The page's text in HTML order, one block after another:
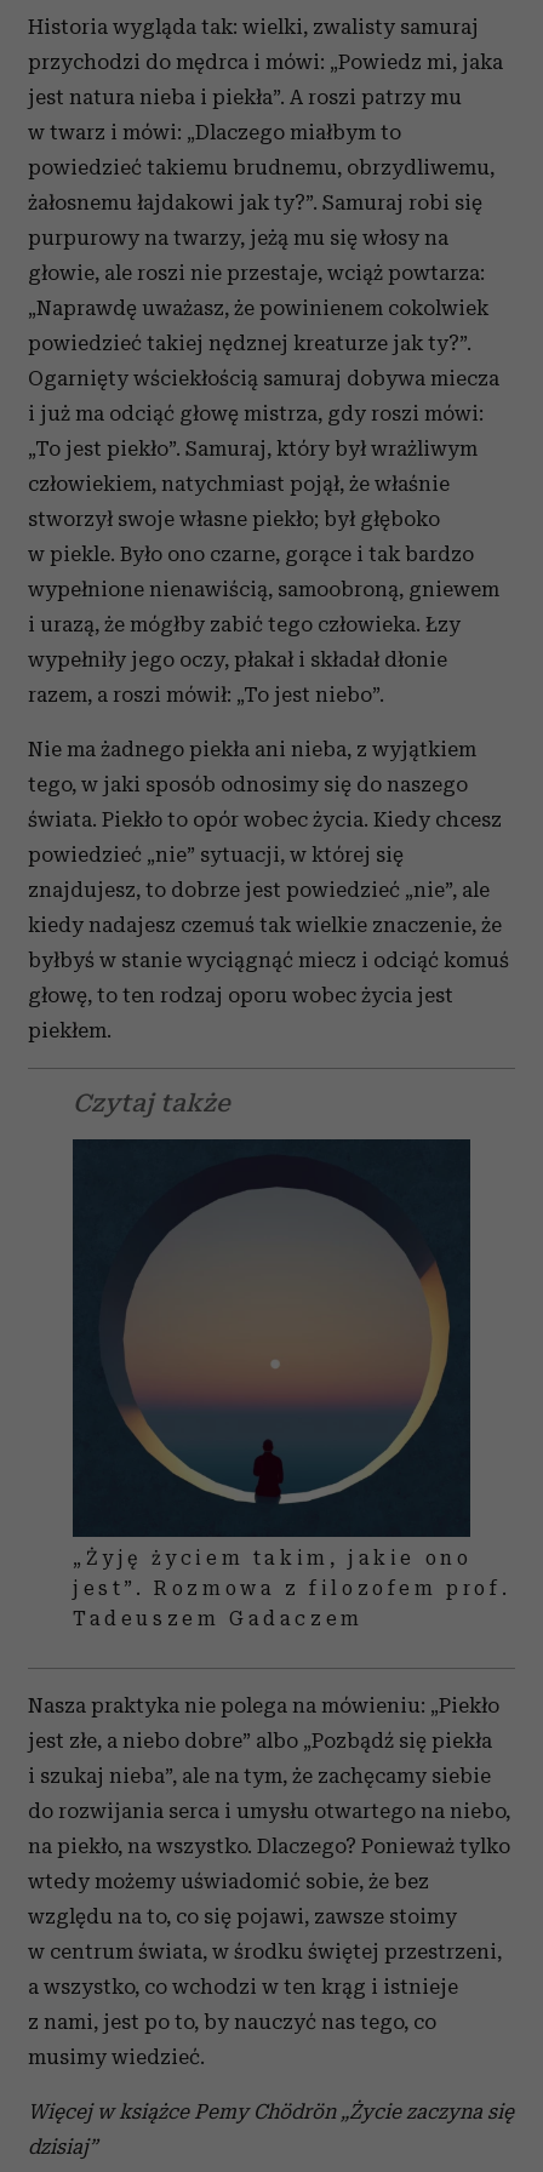
Historia wygląda tak: wielki, zwalisty samuraj
przychodzi do mędrca i mówi: „Powiedz mi, jaka
jest natura nieba i piekła”. A roszi patrzy mu
w twarz i mówi: „Dlaczego miałbym to
powiedzieć takiemu brudnemu, obrzydliwemu,
żałosnemu łajdakowi jak ty?”. Samuraj robi się
purpurowy na twarzy, jeżą mu się włosy na
głowie, ale roszi nie przestaje, wciąż powtarza:
„Naprawdę uważasz, że powinienem cokolwiek
powiedzieć takiej nędznej kreaturze jak ty?”.
Ogarnięty wściekłością samuraj dobywa miecza
i już ma odciąć głowę mistrza, gdy roszi mówi:
„To jest piekło”. Samuraj, który był wrażliwym
człowiekiem, natychmiast pojął, że właśnie
stworzył swoje własne piekło; był głęboko
w piekle. Było ono czarne, gorące i tak bardzo
wypełnione nienawiścią, samoobroną, gniewem
i urazą, że mógłby zabić tego człowieka. Łzy
wypełniły jego oczy, płakał i składał dłonie
razem, a roszi mówił: „To jest niebo”.
Nie ma żadnego piekła ani nieba, z wyjątkiem
tego, w jaki sposób odnosimy się do naszego
świata. Piekło to opór wobec życia. Kiedy chcesz
powiedzieć „nie” sytuacji, w której się
znajdujesz, to dobrze jest powiedzieć „nie”, ale
kiedy nadajesz czemuś tak wielkie znaczenie, że
byłbyś w stanie wyciągnąć miecz i odciąć komuś
głowę, to ten rodzaj oporu wobec życia jest
piekłem.
Czytaj także
„Żyję życiem takim, jakie ono
jest”. Rozmowa z filozofem prof.
Tadeuszem Gadaczem
Nasza praktyka nie polega na mówieniu: „Piekło
jest złe, a niebo dobre” albo „Pozbądź się piekła
i szukaj nieba”, ale na tym, że zachęcamy siebie
do rozwijania serca i umysłu otwartego na niebo,
na piekło, na wszystko. Dlaczego? Ponieważ tylko
wtedy możemy uświadomić sobie, że bez
względu na to, co się pojawi, zawsze stoimy
w centrum świata, w środku świętej przestrzeni,
a wszystko, co wchodzi w ten krąg i istnieje
z nami, jest po to, by nauczyć nas tego, co
musimy wiedzieć.
Więcej w książce Pemy Chödrön „Życie zaczyna się
dzisiaj”